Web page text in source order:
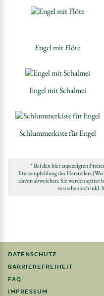
Engel mit Flöte
Engel mit Schalmei
Schlummerkiste für Engel
* Bei den hier angezeigten
Preisempfehlung des Herstellers
davon abweichen. Sie werden später
verstehen sich inkl.
DATENSCHUTZ
BARRIEREFREIHEIT
FAQ
IMPRESSUM